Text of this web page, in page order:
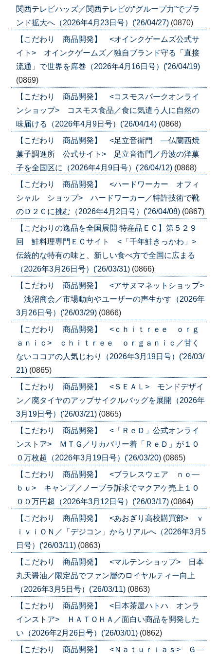
関西テレビハッズ／関西テレビの”グループ力”でブラ
ンド拡大へ（2026年4月23日号）('26/04/27) (0870)
【こだわり 商品開発】 <オインクゲームズ公式サ
イト> オインクゲームズ／独自ブランド守る「直接
流通」で世界を席巻（2026年4月16日号）('26/04/19)
(0869)
【こだわり 商品開発】 <コスモスパークオンライ
ンショップ> コスモス食品／食に気遣う人に自然の
味届ける（2026年4月9日号）('26/04/14) (0868)
【こだわり 商品開発】 <足立音衛門 ―仏蘭西焼
菓子調進所 公式サイト> 足立音衛門／丹波の洋菓
子を全国区に（2026年4月9日号）('26/04/12) (0868)
【こだわり 商品開発】 <ハードワーカー オフィ
シャル ショップ> ハードワーカー／特許技術で靴
のＤ２Ｃに挑む（2026年4月2日号）('26/04/08) (0867)
【こだわりの逸品を全国展開 特産品ＥＣ】第５２９
回 鮭料理専門ＥＣサイト <「千年鮭きっかわ」>
伝統的な特有の味と、新しい食べ方で全国に広まる
（2026年3月26日号）('26/03/31) (0866)
【こだわり 商品開発】 <アサヌマネットショップ>
浅沼商会／市場動向やユーザーの声生かす（2026年
3月26日号）('26/03/29) (0866)
【こだわり 商品開発】 <ｃｈｉｔｒｅｅ ｏｒｇ
ａｎｉｃ> ｃｈｉｔｒｅｅ ｏｒｇａｎｉｃ／甘く
ないココアの人気じわり（2026年3月19日号）('26/03/
21) (0865)
【こだわり 商品開発】 <ＳＥＡＬ> モンドデザイ
ン／廃タイヤのアップサイクルバッグを展開（2026年
3月19日号）('26/03/21) (0865)
【こだわり 商品開発】 <「ＲｅＤ」公式オンライ
ンストア> ＭＴＧ／リカバリー着「ＲｅＤ」が１０
０万枚超（2026年3月19日号）('26/03/20) (0865)
【こだわり 商品開発】 <ブラレスウェア ｎｏ―
ｂｕ> キャンプ／ノーブラ訴求でマクアケ売上１０
００万円超（2026年3月12日号）('26/03/17) (0864)
【こだわり 商品開発】 <あおぎり高校購買部> ｖ
ｉｖｉＯＮ／「デジコン」からリアルへ（2026年3月5
日号）('26/03/11) (0863)
【こだわり 商品開発】 <マルテンショップ> 日本
丸天醤油／限定品でファン層のロイヤルティー向上
（2026年3月5日号）('26/03/11) (0863)
【こだわり 商品開発】 <日本茶屋ハトハ オンラ
インストア> ＨＡＴＯＨＡ／面白い商品を開発した
い（2026年2月26日号）('26/03/01) (0862)
【こだわり 商品開発】 <Ｎａｔｕｒｉａｓ> Ｇ―